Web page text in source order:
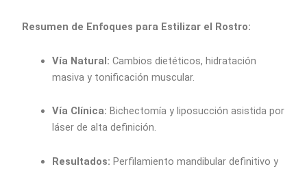
Resumen de Enfoques para Estilizar el Rostro:
Vía Natural: Cambios dietéticos, hidratación
masiva y tonificación muscular.
Vía Clínica: Bichectomía y liposucción asistida por
láser de alta definición.
Resultados: Perfilamiento mandibular definitivo y